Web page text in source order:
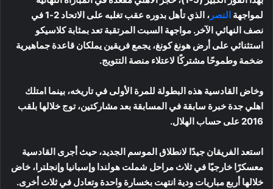
لمواجهة النصر
، الذي تأهل بدوره عقب تغلبه على الاتحاد 2-1 في
نصف النهائي الآخر. مواجهة السبت المرتقبة تعد بمثابة كلاسيكو
استثنائي على أرض هونغ كونغ، يجمع فريقين يملكان قاعدة جماهيرية
ضخمة وطموحًا مشتركًا لاعتلاء منصة التتويج.
وخاض القادسية هذه البطولة للمرة الأولى في تاريخه، بينما امتلك
اهلي جدة خبرة سابقة في المسابقة بعد مشاركتين، توج خلالها بلقب
2016 على حساب الهلال.
استعد الفريقان جيدًا لانطلاق الموسم الجديد، حيث أجرى القادسية
معسكرًا خارجيًا في ثلاث مراحل شملت هولندا وإسبانيا وإنجلترا، خاض
خلالها أربع مباريات ودية انتهت بخسارة واحدة وتعادل في ثلاث أخرى.